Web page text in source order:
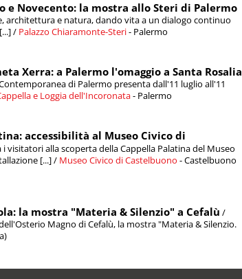
Novecento: la mostra allo Steri di Palermo
architettura e natura, dando vita a un dialogo continuo
/ Palazzo Chiaramonte-Steri- Palermo
Xerra: a Palermo l'omaggio a Santa Rosalia
di Palermo presenta dall'11 luglio all'11
e Loggia dell'Incoronata- Palermo
accessibilità al Museo Civico di
visitatori alla scoperta della Cappella Palatina del Museo
[...] / Museo Civico di Castelbuono - Castelbuono
la mostra "Materia & Silenzio" a Cefalù /
Magno di Cefalù, la mostra "Materia & Silenzio.